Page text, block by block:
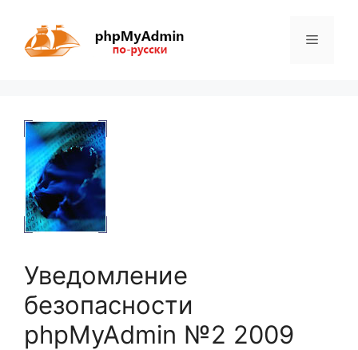
содержимому
Меню
Уведомление
безопасности
phpMyAdmin №2 2009